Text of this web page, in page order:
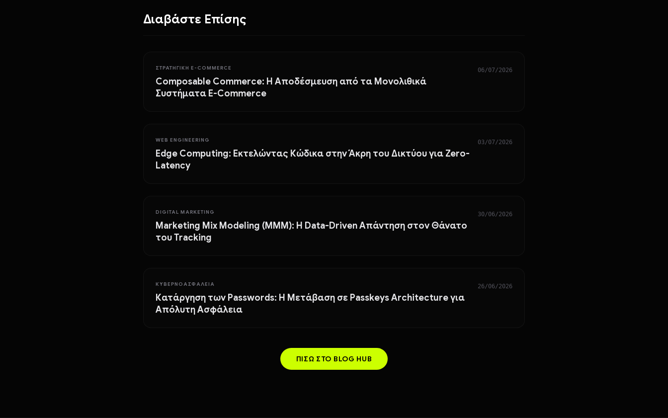
Διαβάστε Επίσης
ΣΤΡΑΤΗΓΙΚΉ E-COMMERCE
Composable Commerce: Η Αποδέσμευση από τα Μονολιθικά
Συστήματα E-Commerce
06/07/2026
WEB ENGINEERING
Edge Computing: Εκτελώντας Κώδικα στην Άκρη του Δικτύου για Zero-
Latency
03/07/2026
DIGITAL MARKETING
Marketing Mix Modeling (MMM): Η Data-Driven Απάντηση στον Θάνατο
του Tracking
30/06/2026
ΚΥΒΕΡΝΟΑΣΦΆΛΕΙΑ
Κατάργηση των Passwords: Η Μετάβαση σε Passkeys Architecture για
Απόλυτη Ασφάλεια
26/06/2026
ΠΊΣΩ ΣΤΟ BLOG HUB